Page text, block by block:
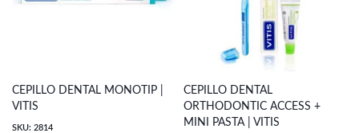
CEPILLO DENTAL MONOTIP |
VITIS
SKU: 2814
CEPILLO DENTAL
ORTHODONTIC ACCESS +
MINI PASTA | VITIS